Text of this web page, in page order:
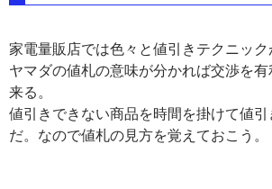
家電量販店では色々と値引きテクニック
ヤマダの値札の意味が分かれば交渉を
来る。
値引きできない商品を時間を掛けて値
だ。なので値札の見方を覚えておこう。